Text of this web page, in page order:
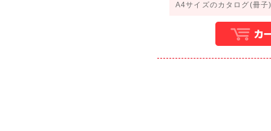
A4サイズのカタログ(冊